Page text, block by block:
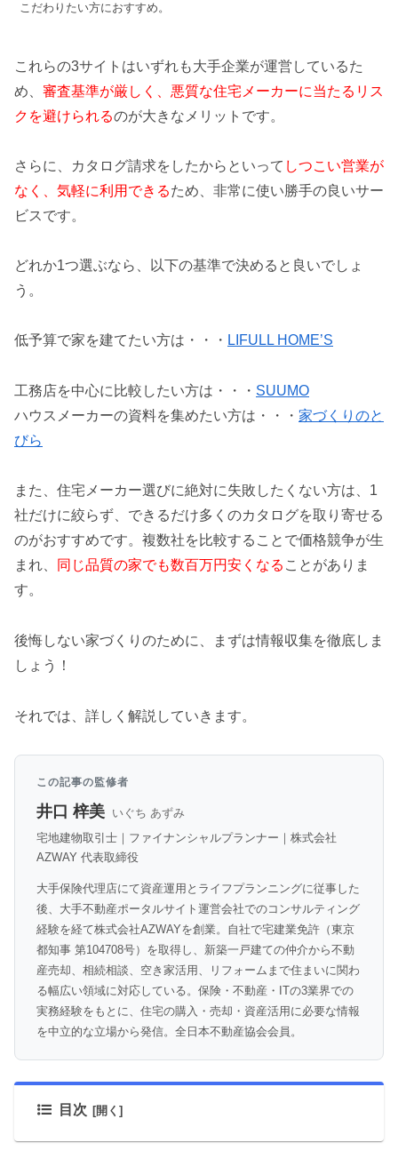
こだわりたい方におすすめ。
これらの3サイトはいずれも大手企業が運営しているた
め、 審査基準が厳しく、悪質な住宅メーカーに当たるリス
クを避けられるのが大きなメリットです。
さらに、カタログ請求をしたからといって しつこい営業が
なく、気軽に利用できるため、非常に使い勝手の良いサー
ビスです。
どれか1つ選ぶなら、以下の基準で決めると良いでしょ
う。
低予算で家を建てたい方は・・・ LIFULL HOME’S
工務店を中心に比較したい方は・・・ SUUMO
ハウスメーカーの資料を集めたい方は・・・ 家づくりのと
びら
また、住宅メーカー選びに絶対に失敗したくない方は、1
社だけに絞らず、できるだけ多くのカタログを取り寄せる
のがおすすめです。複数社を比較することで価格競争が生
まれ、
同じ品質の家でも数百万円安くなる ことがありま
す。
後悔しない家づくりのために、まずは情報収集を徹底しま
しょう！
それでは、詳しく解説していきます。
この記事の監修者
井口 梓美 いぐち あずみ
宅地建物取引士｜ファイナンシャルプランナー｜株式会社
AZWAY 代表取締役
大手保険代理店にて資産運用とライフプランニングに従事した
後、大手不動産ポータルサイト運営会社でのコンサルティング
経験を経て株式会社AZWAYを創業。自社で宅建業免許（東京
都知事 第104708号）を取得し、新築一戸建ての仲介から不動
産売却、相続相談、空き家活用、リフォームまで住まいに関わ
る幅広い領域に対応している。保険・不動産・ITの3業界での
実務経験をもとに、住宅の購入・売却・資産活用に必要な情報
を中立的な立場から発信。全日本不動産協会会員。
目次